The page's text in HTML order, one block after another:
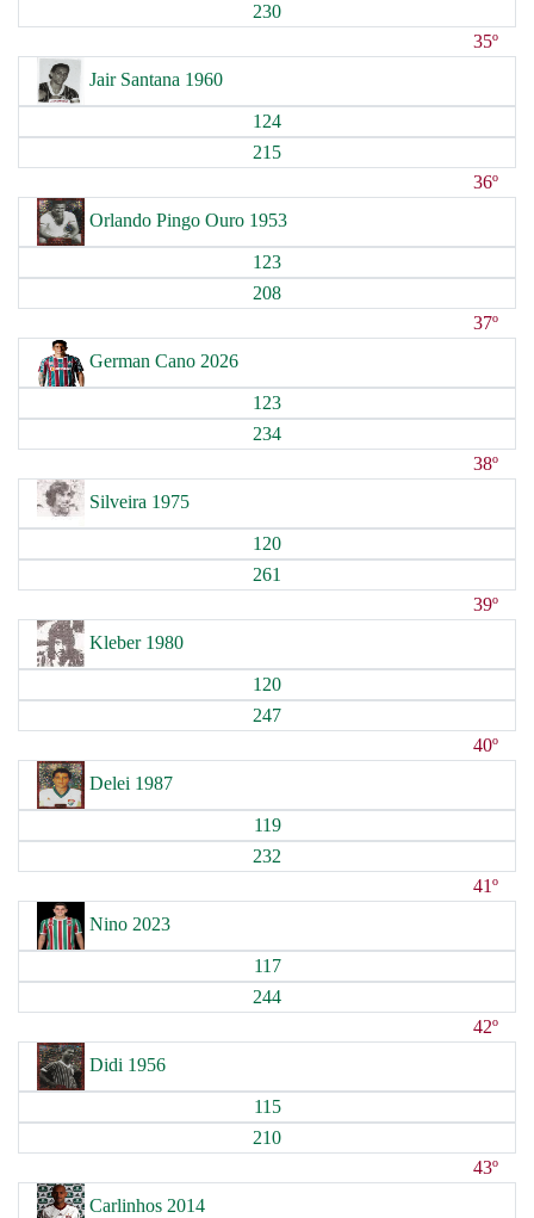
230
35º
Jair Santana 1960
124
215
36º
Orlando Pingo Ouro 1953
123
208
37º
German Cano 2026
123
234
38º
Silveira 1975
120
261
39º
Kleber 1980
120
247
40º
Delei 1987
119
232
41º
Nino 2023
117
244
42º
Didi 1956
115
210
43º
Carlinhos 2014